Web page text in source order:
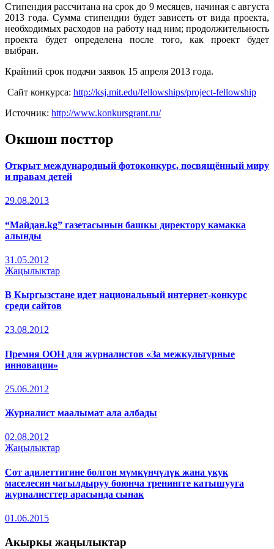
Стипендия рассчитана на срок до 9 месяцев, начиная с августа
2013 года. Сумма стипендии будет зависеть от вида проекта,
необходимых расходов на работу над ним; продолжительность
проекта будет определена после того, как проект будет
выбран.
Крайний срок подачи заявок 15 апреля 2013 года.
Сайт конкурса: http://ksj.mit.edu/fellowships/project-fellowship
Источник: http://www.konkursgrant.ru/
Окшош посттор
Открыт международный фотоконкурс, посвящённый миру
и правам детей
29.08.2013
“Майдан.kg” газетасынын башкы директору камакка
алынды
31.05.2012
Жаңылыктар
В Кыргызстане идет национальный интернет-конкурс
среди сайтов
23.08.2012
Премия ООН для журналистов «За межкультурные
инновации»
25.06.2012
Журналист маалымат ала албады
02.08.2012
Жаңылыктар
Сот адилеттигине болгон мүмкүнчүлүк жана укук
маселесин чагылдыруу боюнча тренингге катышууга
журналисттер арасында сынак
01.06.2015
Акыркы жаңылыктар